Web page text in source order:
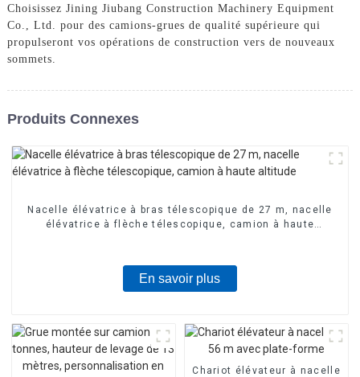
Choisissez Jining Jiubang Construction Machinery Equipment
Co., Ltd. pour des camions-grues de qualité supérieure qui
propulseront vos opérations de construction vers de nouveaux
sommets.
Produits Connexes
Nacelle élévatrice à bras télescopique de 27 m, nacelle
élévatrice à flèche télescopique, camion à haute
En savoir plus
Chariot élévateur à nacelle